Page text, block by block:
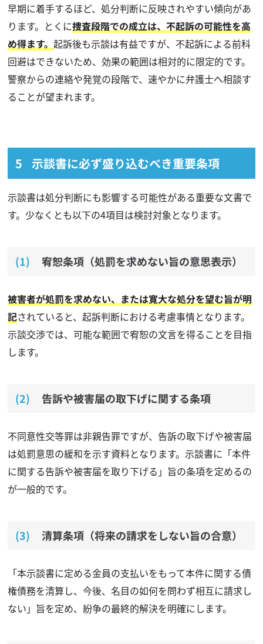
早期に着手するほど、処分判断に反映されやすい傾向があ
ります。とくに捜査段階での成立は、不起訴の可能性を高
め得ます。 起訴後も示談は有益ですが、不起訴による前科
回避はできないため、効果の範囲は相対的に限定的です。
警察からの連絡や発覚の段階で、速やかに弁護士へ相談す
ることが望まれます。
示談書に必ず盛り込むべき重要条項
示談書は処分判断にも影響する可能性がある重要な文書で
す。少なくとも以下の4項目は検討対象となります。
宥恕条項（処罰を求めない旨の意思表示）
被害者が処罰を求めない、または寛大な処分を望む旨が明
記されていると、起訴判断における考慮事情となります。
示談交渉では、可能な範囲で宥恕の文言を得ることを目指
します。
告訴や被害届の取下げに関する条項
不同意性交等罪は非親告罪ですが、告訴の取下げや被害届
は処罰意思の緩和を示す資料となります。示談書に「本件
に関する告訴や被害届を取り下げる」旨の条項を定めるの
が一般的です。
清算条項（将来の請求をしない旨の合意）
「本示談書に定める金員の支払いをもって本件に関する債
権債務を清算し、今後、名目の如何を問わず相互に請求し
ない」旨を定め、紛争の最終的解決を明確にします。